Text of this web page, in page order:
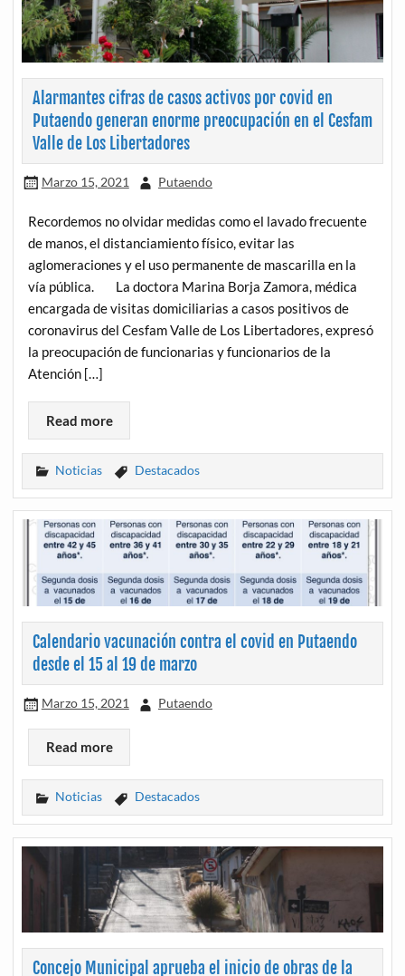
Alarmantes cifras de casos activos por covid en
Putaendo generan enorme preocupación en el Cesfam
Valle de Los Libertadores
Marzo 15, 2021 Putaendo
Recordemos no olvidar medidas como el lavado frecuente
de manos, el distanciamiento físico, evitar las
aglomeraciones y el uso permanente de mascarilla en la
vía pública. La doctora Marina Borja Zamora, médica
encargada de visitas domiciliarias a casos positivos de
coronavirus del Cesfam Valle de Los Libertadores, expresó
la preocupación de funcionarias y funcionarios de la
Atención […]
Read more
Noticias Destacados
Calendario vacunación contra el covid en Putaendo
desde el 15 al 19 de marzo
Marzo 15, 2021 Putaendo
Read more
Noticias Destacados
Concejo Municipal aprueba el inicio de obras de la